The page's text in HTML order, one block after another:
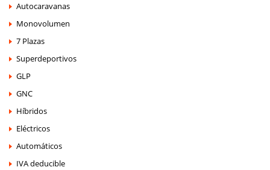
Autocaravanas
Monovolumen
7 Plazas
Superdeportivos
GLP
GNC
Híbridos
Eléctricos
Automáticos
IVA deducible